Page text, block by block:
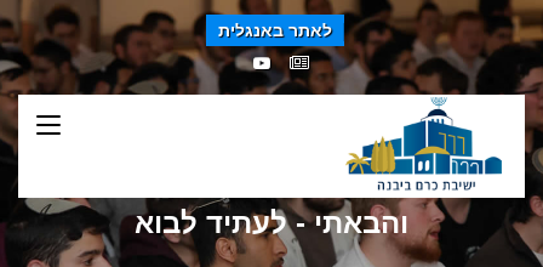
לאתר באנגלית
והבאתי - לעתיד לבוא